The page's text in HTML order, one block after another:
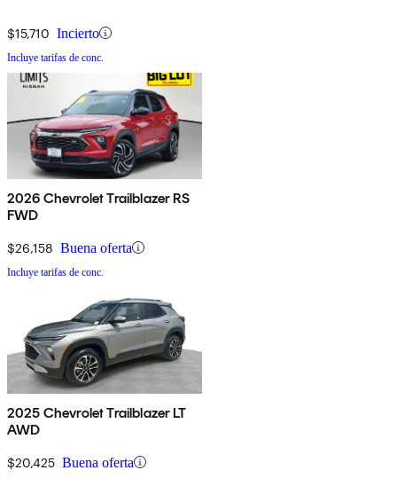
$15,710 Incierto
Incluye tarifas de conc.
2026 Chevrolet Trailblazer RS
FWD
$26,158 Buena oferta
Incluye tarifas de conc.
2025 Chevrolet Trailblazer LT
AWD
$20,425 Buena oferta